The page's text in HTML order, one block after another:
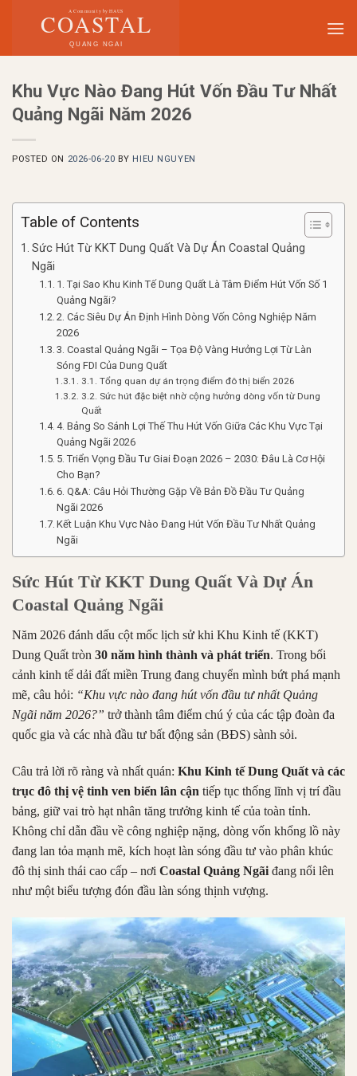
Khu Vực Nào Đang Hút Vốn Đầu Tư Nhất
Quảng Ngãi Năm 2026
POSTED ON 2026-06-20 BY HIEU NGUYEN
Table of Contents
Sức Hút Từ KKT Dung Quất Và Dự Án Coastal Quảng
Ngãi
1. Tại Sao Khu Kinh Tế Dung Quất Là Tâm Điểm Hút Vốn Số 1
Quảng Ngãi?
2. Các Siêu Dự Án Định Hình Dòng Vốn Công Nghiệp Năm
2026
3. Coastal Quảng Ngãi – Tọa Độ Vàng Hưởng Lợi Từ Làn
Sóng FDI Của Dung Quất
3.1. Tổng quan dự án trọng điểm đô thị biển 2026
3.2. Sức hút đặc biệt nhờ cộng hưởng dòng vốn từ Dung
Quất
4. Bảng So Sánh Lợi Thế Thu Hút Vốn Giữa Các Khu Vực Tại
Quảng Ngãi 2026
5. Triển Vọng Đầu Tư Giai Đoạn 2026 – 2030: Đâu Là Cơ Hội
Cho Bạn?
6. Q&A: Câu Hỏi Thường Gặp Về Bản Đồ Đầu Tư Quảng
Ngãi 2026
Kết Luận Khu Vực Nào Đang Hút Vốn Đầu Tư Nhất Quảng
Ngãi
Sức Hút Từ KKT Dung Quất Và Dự Án
Coastal Quảng Ngãi
Năm 2026 đánh dấu cột mốc lịch sử khi Khu Kinh tế (KKT)
Dung Quất tròn 30 năm hình thành và phát triển. Trong bối
cảnh kinh tế dải đất miền Trung đang chuyển mình bứt phá mạnh
mẽ, câu hỏi: “Khu vực nào đang hút vốn đầu tư nhất Quảng
Ngãi năm 2026?” trở thành tâm điểm chú ý của các tập đoàn đa
quốc gia và các nhà đầu tư bất động sản (BĐS) sành sỏi.
Câu trả lời rõ ràng và nhất quán: Khu Kinh tế Dung Quất và các
trục đô thị vệ tinh ven biển lân cận tiếp tục thống lĩnh vị trí đầu
bảng, giữ vai trò hạt nhân tăng trưởng kinh tế của toàn tỉnh.
Không chỉ dẫn đầu về công nghiệp nặng, dòng vốn khổng lồ này
đang lan tỏa mạnh mẽ, kích hoạt làn sóng đầu tư vào phân khúc
đô thị sinh thái cao cấp – nơi Coastal Quảng Ngãi đang nổi lên
như một biểu tượng đón đầu làn sóng thịnh vượng.